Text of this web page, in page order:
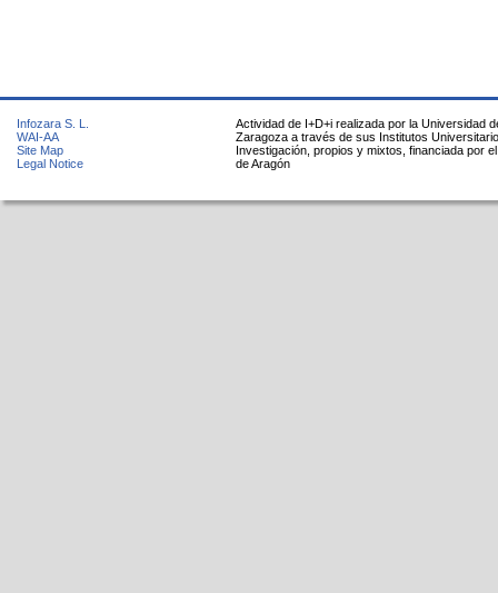
Infozara S. L.
WAI-AA
Site Map
Legal Notice
Actividad de I+D+i realizada por la Universidad
Zaragoza a través de sus Institutos
Investigación, propios y mixtos, financiada por
de Aragón